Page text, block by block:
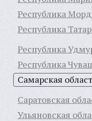
Республика
Республика
Республика
Республика
Самарская
Саратовская
Ульяновская